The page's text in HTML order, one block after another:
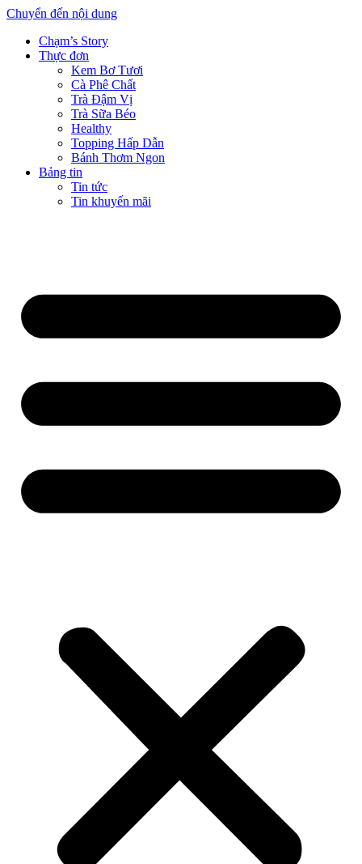
Chuyển đến nội dung
Chạm’s Story
Thực đơn
Kem Bơ Tươi
Cà Phê Chất
Trà Đậm Vị
Trà Sữa Béo
Healthy
Topping Hấp Dẫn
Bánh Thơm Ngon
Bảng tin
Tin tức
Tin khuyến mãi